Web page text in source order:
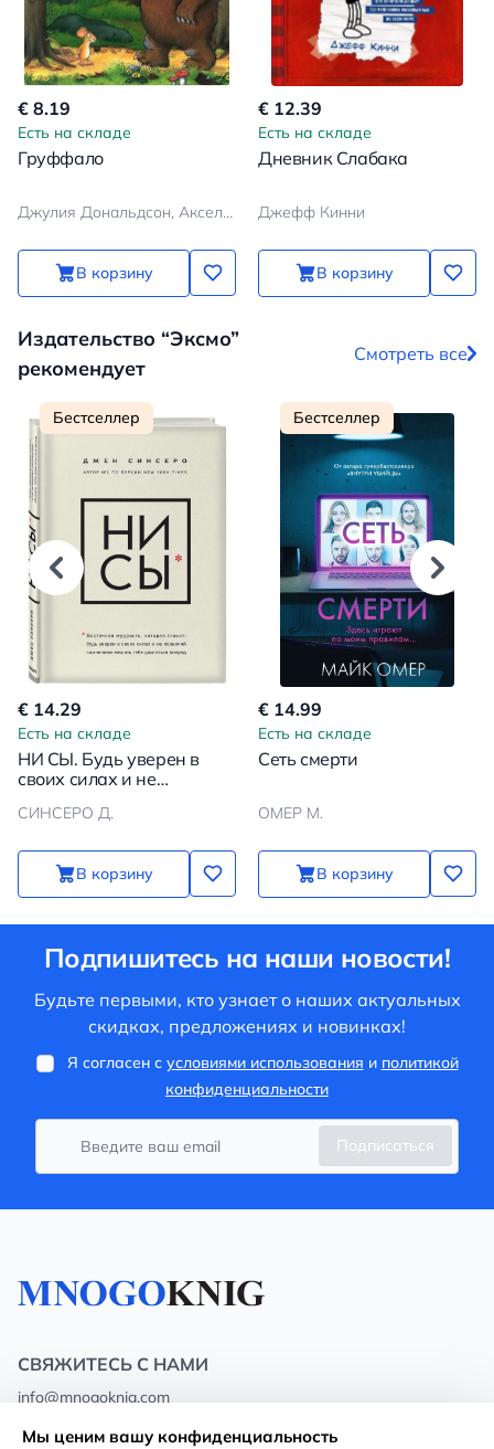
€ 8.19
Есть на складе
Груффало
Джулия Дональдсон, Аксель Шеффлер
В корзину
€ 12.39
Есть на складе
Дневник Слабака
Джефф Кинни
В корзину
Издательство “Эксмо”
рекомендует
Смотреть все
Бестселлер
€ 14.29
Есть на складе
НИ СЫ. Будь уверен в
своих силах и не
мешать тебе двигаться
СИНСЕРО Д.
В корзину
Бестселлер
€ 14.99
Есть на складе
Сеть смерти
ОМЕР М.
В корзину
Подпишитесь на наши новости!
Будьте первыми, кто узнает о наших актуальных
скидках, предложениях и новинках!
Я согласен с условиями использования и политикой
конфиденциальности
Подписаться
СВЯЖИТЕСЬ С НАМИ
info@mnogoknig.com
Мы ценим вашу конфиденциальность